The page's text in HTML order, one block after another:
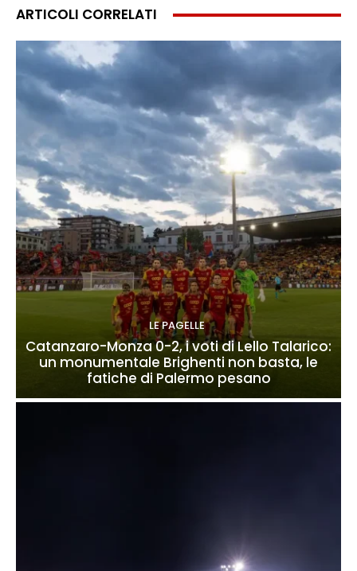
ARTICOLI CORRELATI
LE PAGELLE
Catanzaro-Monza 0-2, i voti di Lello Talarico:
un monumentale Brighenti non basta, le
fatiche di Palermo pesano